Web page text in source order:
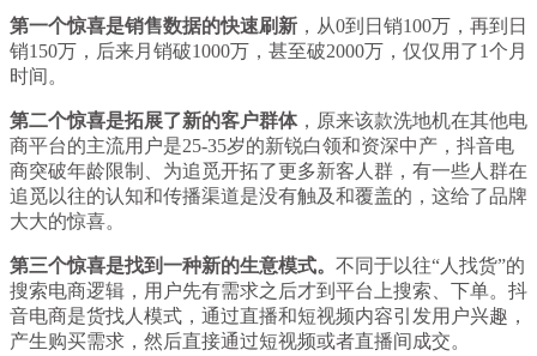
第一个惊喜是销售数据的快速刷新 ，从0到日销100万，再到日
销150万，后来月销破1000万，甚至破2000万，仅仅用了1个月
时间。
第二个惊喜是拓展了新的客户群体，原来该款洗地机在其他电
商平台的主流用户是25-35岁的新锐白领和资深中产，抖音电
商突破年龄限制、为追觅开拓了更多新客人群，有一些人群在
追觅以往的认知和传播渠道是没有触及和覆盖的，这给了品牌
大大的惊喜。
第三个惊喜是找到一种新的生意模式。 不同于以往“人找货”的
搜索电商逻辑，用户先有需求之后才到平台上搜索、下单。抖
音电商是货找人模式，通过直播和短视频内容引发用户兴趣，
产生购买需求，然后直接通过短视频或者直播间成交。